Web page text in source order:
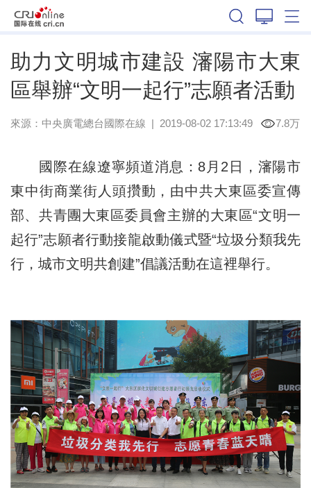
助力文明城市建設 瀋陽市大東
區舉辦“文明一起行”志願者活動
來源：中央廣電總台國際在線 | 2019-08-02 17:13:49 7.8万
國際在線遼寧頻道消息：8月2日，瀋陽市
東中街商業街人頭攢動，由中共大東區委宣傳
部、共青團大東區委員會主辦的大東區“文明一
起行”志願者行動接龍啟動儀式暨“垃圾分類我先
行，城市文明共創建”倡議活動在這裡舉行。